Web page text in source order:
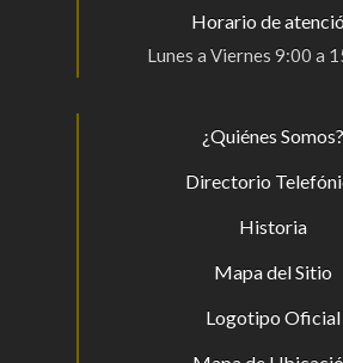
Horario de
Lunes a Viernes 9:00 a
¿Quiénes Somos?
Directorio
Historia
Mapa del Sitio
Logotipo Oficial